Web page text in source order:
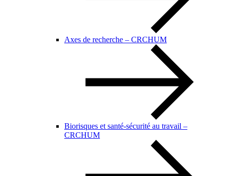
Axes de recherche – CRCHUM
Biorisques et santé-sécurité au travail –
CRCHUM